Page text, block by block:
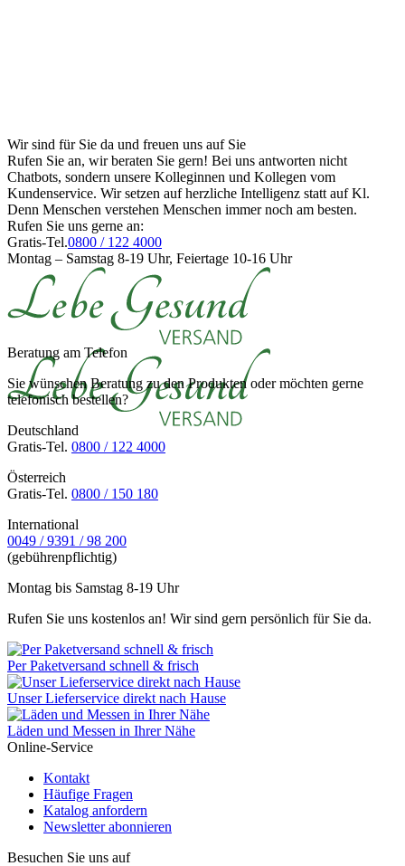
Wir sind für Sie da und freuen uns auf Sie
Rufen Sie an, wir beraten Sie gern! Bei uns antworten nicht
Chatbots, sondern unsere Kolleginnen und Kollegen vom
Kundenservice. Wir setzen auf herzliche Intelligenz statt auf Kl.
Denn Menschen verstehen Menschen immer noch am besten.
Rufen Sie uns gerne an:
Gratis-Tel.0800 / 122 4000
Montag – Samstag 8-19 Uhr, Feiertage 10-16 Uhr
Beratung am Telefon
Sie wünschen Beratung zu den Produkten oder möchten gerne
telefonisch bestellen?
Deutschland
Gratis-Tel. 0800 / 122 4000
Österreich
Gratis-Tel. 0800 / 150 180
International
0049 / 9391 / 98 200
(gebührenpflichtig)
Montag bis Samstag 8-19 Uhr
Rufen Sie uns kostenlos an! Wir sind gern persönlich für Sie da.
Per Paketversand schnell & frisch
Unser Lieferservice direkt nach Hause
Läden und Messen in Ihrer Nähe
Online-Service
Kontakt
Häufige Fragen
Katalog anfordern
Newsletter abonnieren
Besuchen Sie uns auf